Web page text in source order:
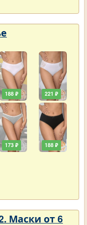
188 ₽
173 ₽
221 ₽
188 ₽
Маски от 6